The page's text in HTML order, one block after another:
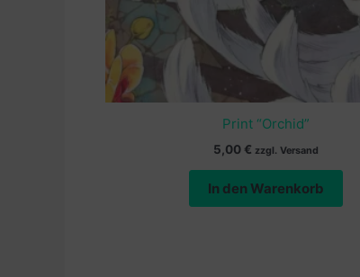
Print “Orchid”
5,00 € zzgl. Versand
In den Warenkorb